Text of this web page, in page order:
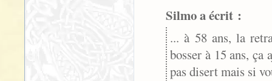
Silmo a écrit :
... à 58 ans, la
bosser à 15 ans,
pas disert mais si